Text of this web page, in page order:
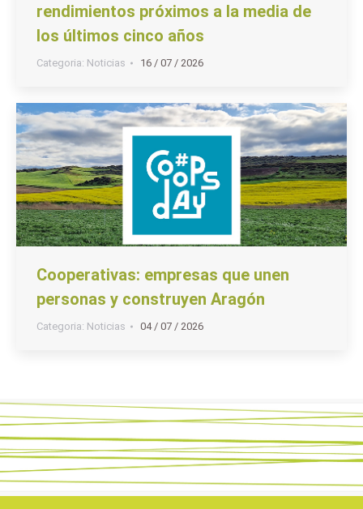
rendimientos próximos a la media de
los últimos cinco años
Categoria: Noticias 16 / 07 / 2026
Cooperativas: empresas que unen
personas y construyen Aragón
Categoria: Noticias 04 / 07 / 2026